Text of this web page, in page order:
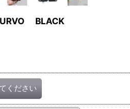
BLACK
ください